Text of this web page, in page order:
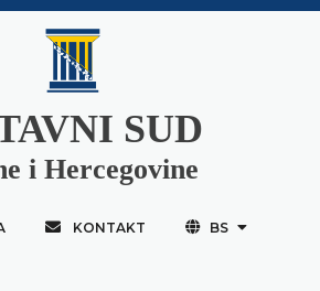
SUD
i Hercegovine
KONTAKT BS